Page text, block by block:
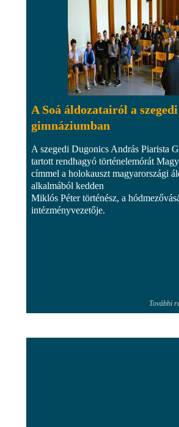
A Soá áldozatairól a
gimnáziumban
A szegedi Dugonics András Piarista
tartott rendhagyó történelemórát
címmel a holokauszt magyarországi
alkalmából kedden
Miklós Péter történész, a
intézményvezetője.
További